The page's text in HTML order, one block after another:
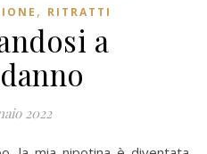
, RITRATTI
a
2022